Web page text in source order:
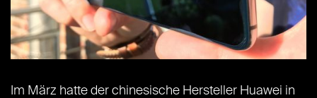
Im März hatte der chinesische Hersteller Huawei in